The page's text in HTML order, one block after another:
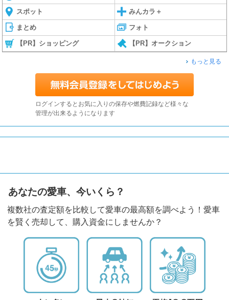
スポット みんカラ＋
まとめ フォト
【PR】ショッピング 【PR】オークション
もっと見る
ログインするとお気に入りの保存や燃費記録など様々な
管理が出来るようになります
あなたの愛車、今いくら？
複数社の査定額を比較して愛車の最高額を調べよう！愛車
を賢く売却して、購入資金にしませんか？